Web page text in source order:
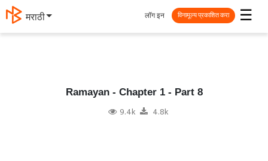
मराठी ☰
लॉग इन विनामूल्य प्रकाशित करा
Ramayan - Chapter 1 - Part 8
9.4k 4.8k